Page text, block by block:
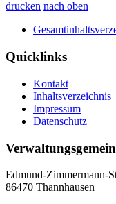
drucken nach oben
Quicklinks
Kontakt
Inhaltsverzeichnis
Impressum
Datenschutz
Edmund-Zimmermann-
86470 Thannhausen